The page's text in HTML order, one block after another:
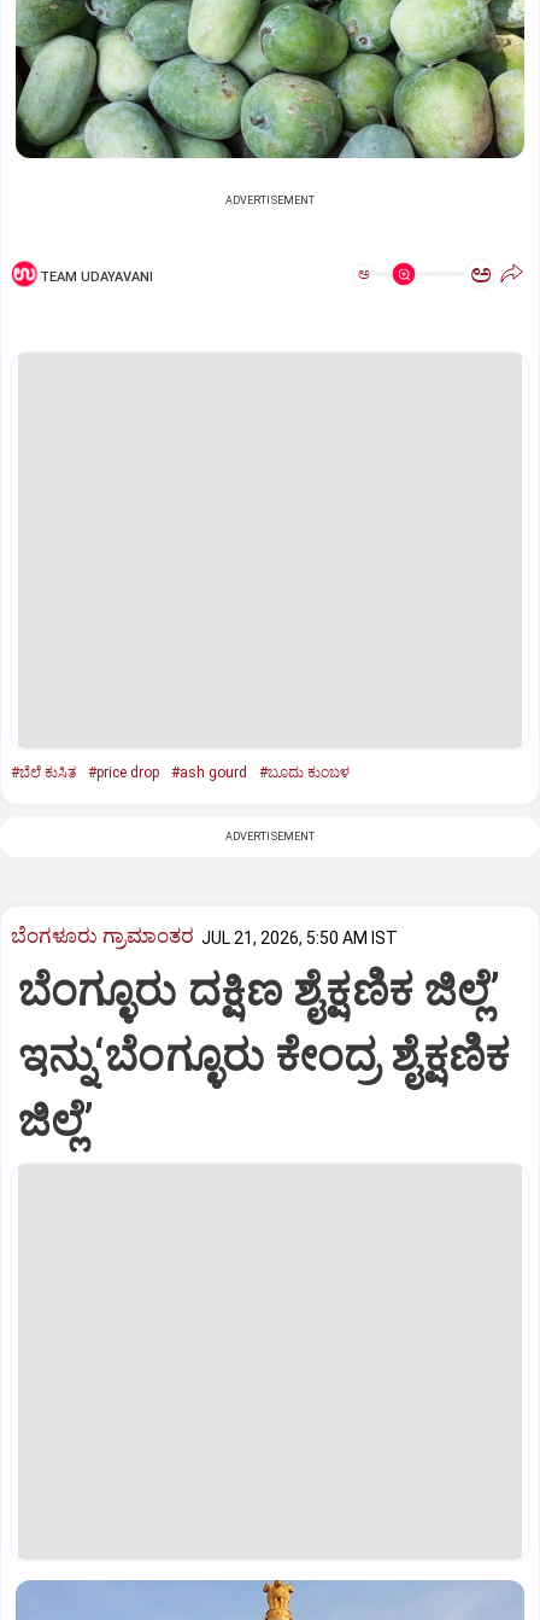
ADVERTISEMENT
TEAM UDAYAVANI ಅ ಅ
#ಬೆಲೆ ಕುಸಿತ #price drop #ash gourd #ಬೂದು ಕುಂಬಳ
ADVERTISEMENT
ಬೆಂಗಳೂರು ಗ್ರಾಮಾಂತರ JUL 21, 2026, 5:50 AM IST
ಬೆಂಗ್ಳೂರು ದಕ್ಷಿಣ ಶೈಕ್ಷಣಿಕ ಜಿಲ್ಲೆ’
ಇನ್ನು‘ಬೆಂಗ್ಳೂರು ಕೇಂದ್ರ ಶೈಕ್ಷಣಿಕ
ಜಿಲ್ಲೆ’